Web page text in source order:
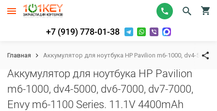
+7 (919) 778-01-38
Главная Аккумулятор для ноутбука HP Pavilion m6-1000, dv4-5000,
Аккумулятор для ноутбука HP Pavilion
m6-1000, dv4-5000, dv6-7000, dv7-7000,
Envy m6-1100 Series. 11.1V 4400mAh